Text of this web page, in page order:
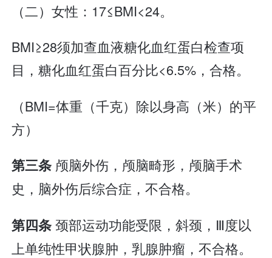
（二）女性：17≤BMI<24。
BMI≥28须加查血液糖化血红蛋白检查项
目，糖化血红蛋白百分比<6.5%，合格。
（BMI=体重（千克）除以身高（米）的平
方）
第三条 颅脑外伤，颅脑畸形，颅脑手术
史，脑外伤后综合症，不合格。
第四条颈部运动功能受限，斜颈，Ⅲ度以
上单纯性甲状腺肿，乳腺肿瘤，不合格。